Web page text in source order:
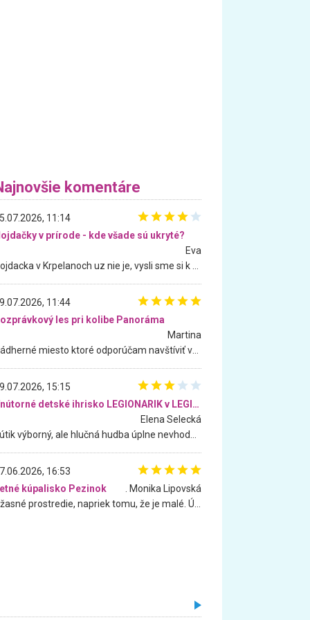
komentáre
11:14
v prírode - kde všade sú ukryté?
Eva
11:44
les pri kolibe Panoráma
Martina
15:15
Vnútorné detské ihrisko LEGIONARIK v LEGIA Fitness
Elena Selecká
16:53
kúpalisko Pezinok
. Monika Lipovská